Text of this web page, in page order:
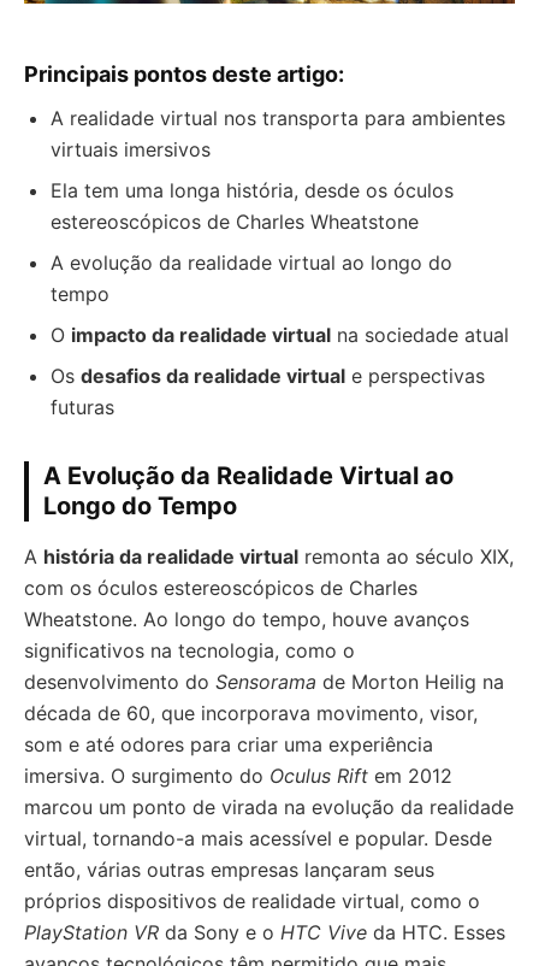
Principais pontos deste artigo:
A realidade virtual nos transporta para ambientes
virtuais imersivos
Ela tem uma longa história, desde os óculos
estereoscópicos de Charles Wheatstone
A evolução da realidade virtual ao longo do
tempo
O impacto da realidade virtual na sociedade atual
Os desafios da realidade virtual e perspectivas
futuras
A Evolução da Realidade Virtual ao
Longo do Tempo
A história da realidade virtual remonta ao século XIX,
com os óculos estereoscópicos de Charles
Wheatstone. Ao longo do tempo, houve avanços
significativos na tecnologia, como o
desenvolvimento do Sensorama de Morton Heilig na
década de 60, que incorporava movimento, visor,
som e até odores para criar uma experiência
imersiva. O surgimento do Oculus Rift em 2012
marcou um ponto de virada na evolução da realidade
virtual, tornando-a mais acessível e popular. Desde
então, várias outras empresas lançaram seus
próprios dispositivos de realidade virtual, como o
PlayStation VR da Sony e o HTC Vive da HTC. Esses